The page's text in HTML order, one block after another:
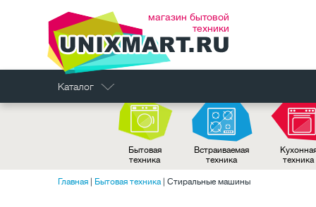
магазин бытовой
техники
Каталог
Бытовая
техника
Встраиваемая
техника
техника
Главная Бытовая техника| Стиральные машины